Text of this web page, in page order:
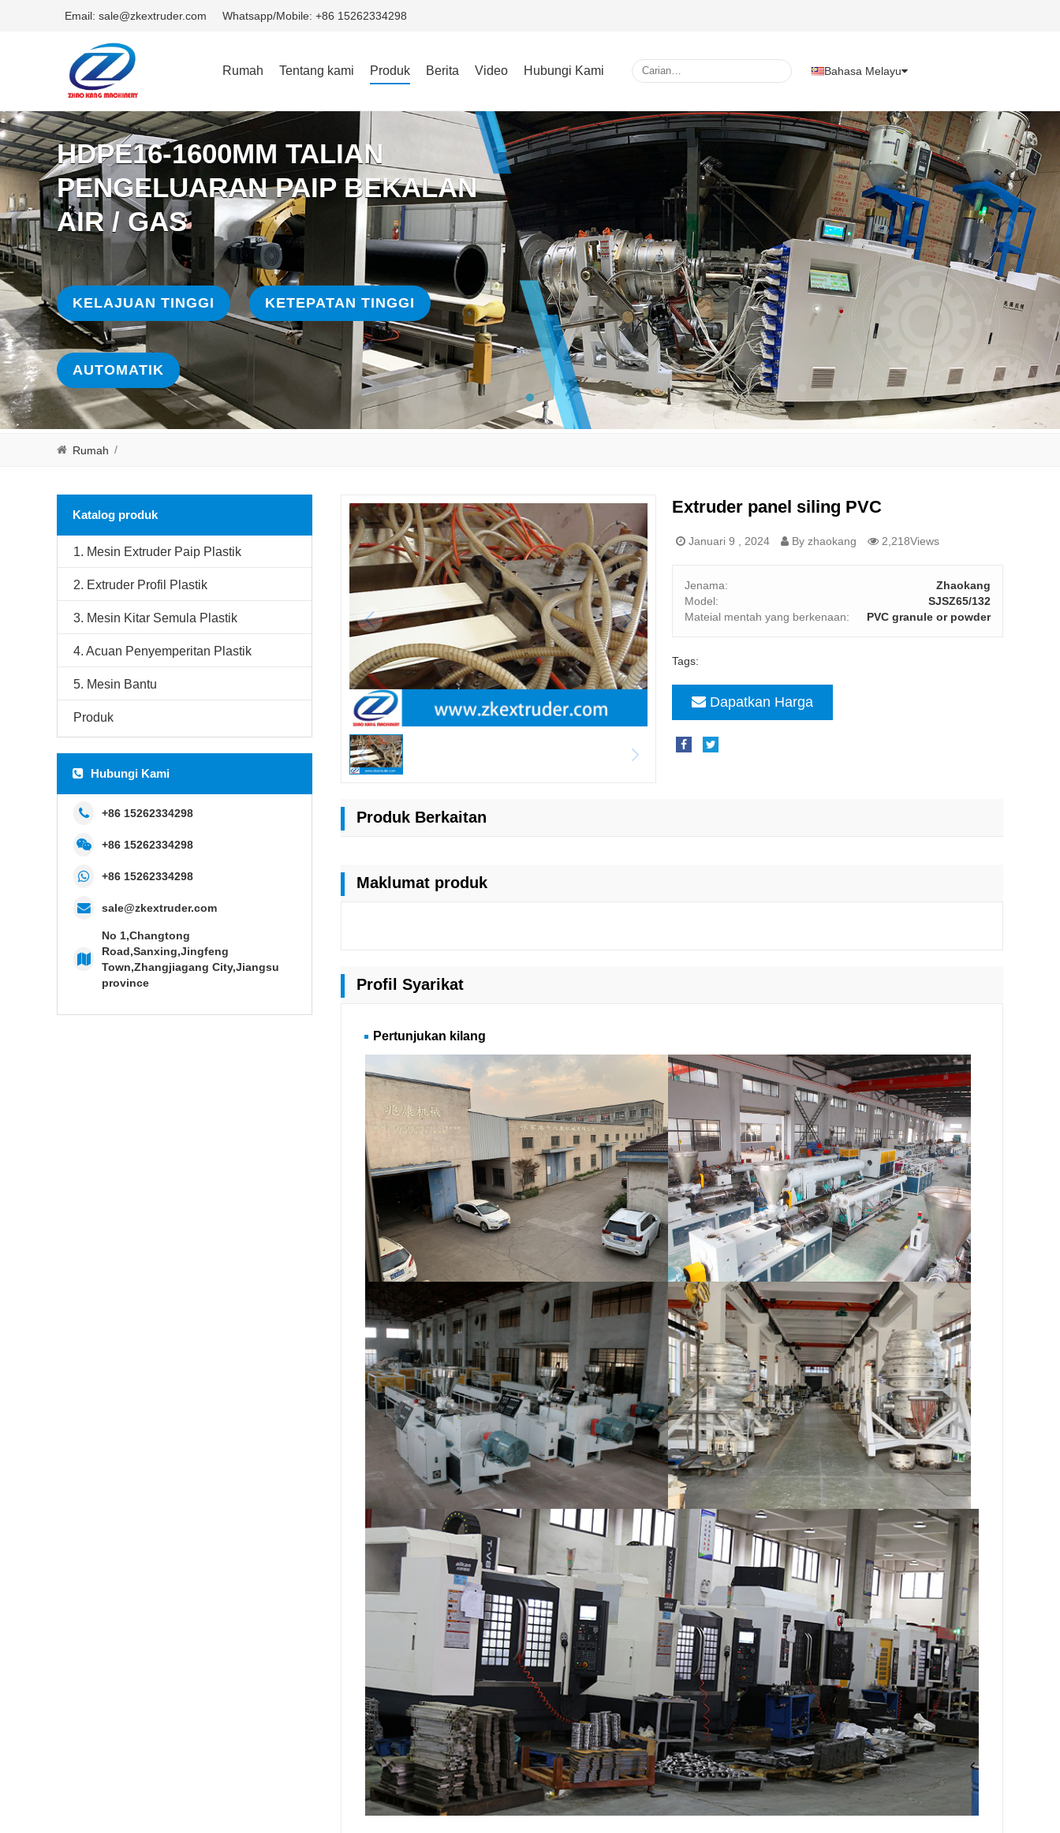
Email: sale@zkextruder.com Whatsapp/Mobile: +86 15262334298
Rumah Tentang kami Produk Berita Video Hubungi Kami Bahasa Melayu
HDPE16-1600MM TALIAN
PENGELUARAN PAIP BEKALAN
AIR / GAS
KELAJUAN TINGGI KETEPATAN TINGGI
AUTOMATIK
Rumah /
Katalog produk
1. Mesin Extruder Paip Plastik
2. Extruder Profil Plastik
3. Mesin Kitar Semula Plastik
4. Acuan Penyemperitan Plastik
5. Mesin Bantu
Produk
Hubungi Kami
+86 15262334298
+86 15262334298
+86 15262334298
sale@zkextruder.com
No 1,Changtong
Road,Sanxing,Jingfeng
Town,Zhangjiagang City,Jiangsu
province
Extruder panel siling PVC
Januari 9 , 2024 By zhaokang 2,218Views
Jenama:
Zhaokang
Model:
SJSZ65/132
Mateial mentah yang berkenaan:
PVC granule or powder
Tags:
Dapatkan Harga
Produk Berkaitan
Maklumat produk
Profil Syarikat
Pertunjukan kilang